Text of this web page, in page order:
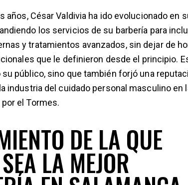
años, César Valdivia ha ido evolucionado en
los servicios de su barbería para
y tratamientos avanzados, sin dejar de
que le definieron desde el principio.
público, sino que también forjó una
industria del cuidado personal masculino en
el Tormes.
DE LA QUE
LA MEJOR